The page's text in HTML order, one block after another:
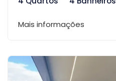
Mais informações